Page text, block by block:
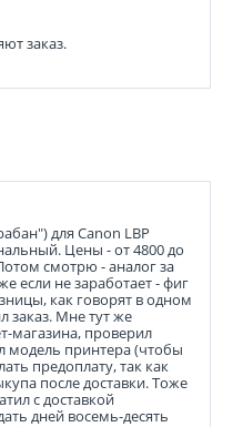
заказ.
для Canon LBP
Цены - от 4800 до
смотрю - аналог за
если не заработает - фиг
как говорят в одном
заказ. Мне тут же
магазина, проверил
модель принтера (чтобы
предоплату, так как
после доставки. Тоже
с доставкой
дней восемь-десять